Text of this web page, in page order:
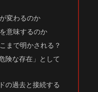
変わるのか
意味するのか
まで明かされる？
険な存在」として
の過去と接続する